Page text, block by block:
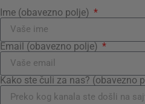
Ime (obavezno polje)
Email (obavezno polje)
Kako ste čuli za nas? (obavezno